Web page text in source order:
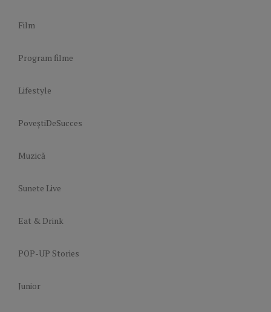
Film
Program filme
Lifestyle
PoveștiDeSucces
Muzică
Sunete Live
Eat & Drink
POP-UP Stories
Junior